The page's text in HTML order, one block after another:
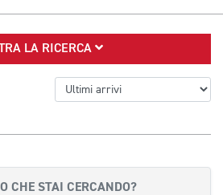
LA RICERCA
CHE STAI CERCANDO?